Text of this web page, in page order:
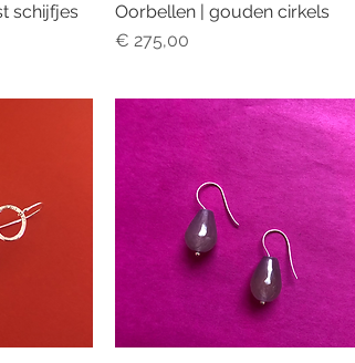
schijfjes
Snel overzicht
Oorbellen | gouden cirkels
Prijs
€ 275,00